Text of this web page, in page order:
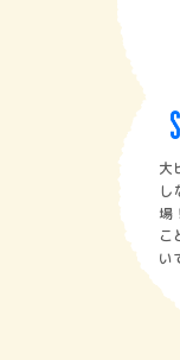
大
し
場
こ
い